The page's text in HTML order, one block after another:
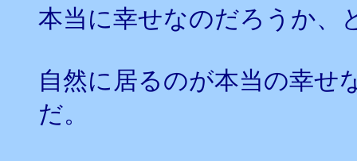
本当に幸せなのだろうか、
自然に居るのが本当の幸せ
だ。